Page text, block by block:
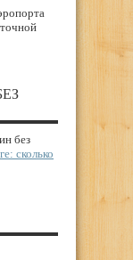
без
сколько